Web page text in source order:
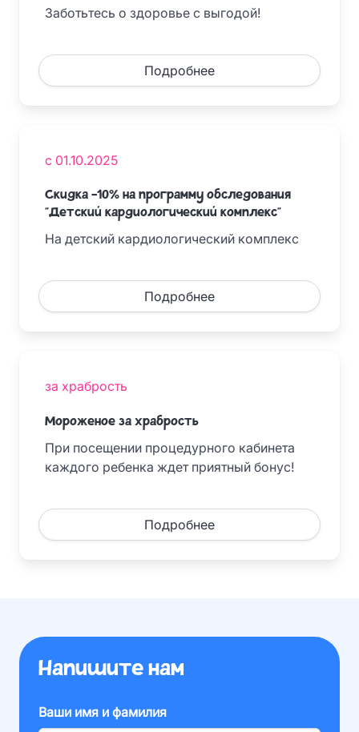
Заботьтесь о здоровье с выгодой!
Подробнее
с 01.10.2025
Скидка -10% на программу обследования
"Детский кардиологический комплекс"
На детский кардиологический комплекс
Подробнее
за храбрость
Мороженое за храбрость
При посещении процедурного кабинета
каждого ребенка ждет приятный бонус!
Подробнее
Напишите нам
Ваши имя и фамилия